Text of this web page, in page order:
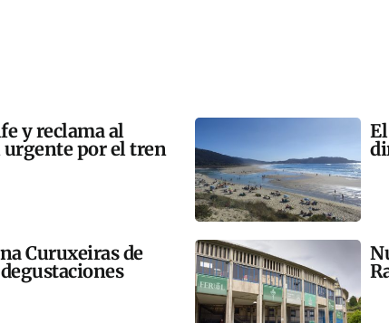
y reclama al
por el tren
Curuxeiras de